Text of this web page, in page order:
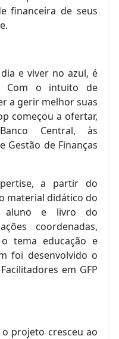
financeira de seus
e viver no azul, é
Com o intuito de
a gerir melhor suas
começou a ofertar,
Central, às
Gestão de Finanças
a partir do
material didático do
aluno e livro do
coordenadas,
tema educação e
foi desenvolvido o
em GFP
projeto cresceu ao